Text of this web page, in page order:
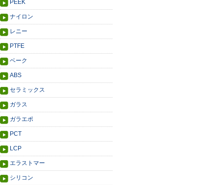
PEEK
ナイロン
レニー
PTFE
ベーク
ABS
セラミックス
ガラス
ガラエポ
PCT
LCP
エラストマー
シリコン